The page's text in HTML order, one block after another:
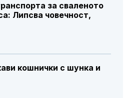
за сваленото
Липсва човечност,
кошнички с шунка и